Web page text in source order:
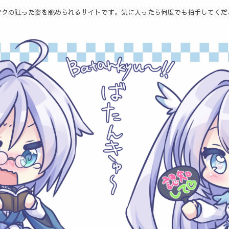
の狂った姿を眺められるサイトです。気に入ったら何度でも拍手してく